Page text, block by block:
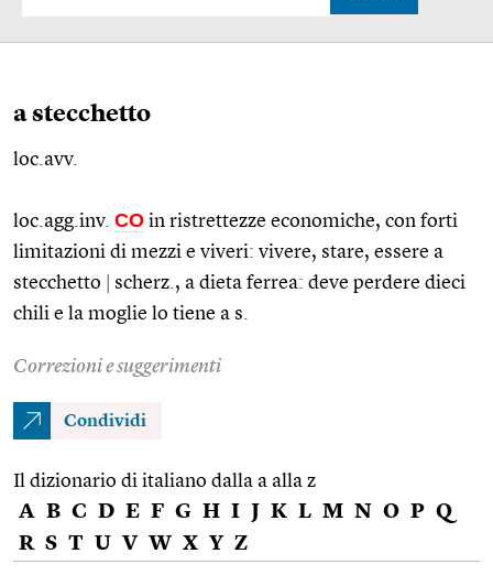
a stecchetto
loc.avv.
loc.agg.inv. CO in ristrettezze economiche, con forti
limitazioni di mezzi e viveri: vivere, stare, essere a
stecchetto
scherz. , a dieta ferrea: deve perdere dieci
chili e la moglie lo tiene a s.
Correzioni e suggerimenti
Condividi
Il dizionario di italiano dalla a alla z
A B C D E F G H I J K L M N O P Q
R S T U V W X Y Z